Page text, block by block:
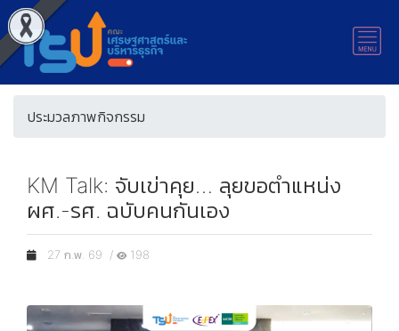
ประมวลภาพกิจกรรม
KM Talk: จับเข่าคุย… ลุยขอตำแหน่ง
ผศ.-รศ. ฉบับคนกันเอง
27 ก.พ. 69 / 198